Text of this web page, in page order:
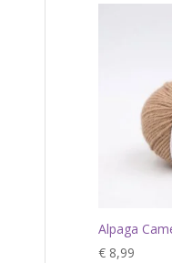
Alpaga
€8,99